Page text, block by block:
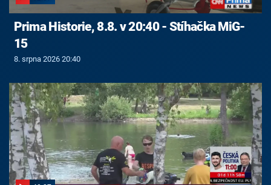
Prima Historie, 8.8. v 20:40 - Stíhačka MiG-
15
8. srpna 2026 20:40